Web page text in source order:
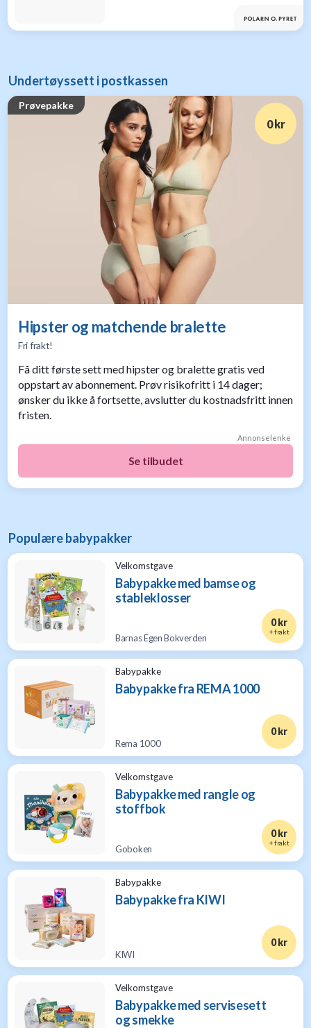
Undertøyssett i postkassen
Prøvepakke
Hipster og matchende bralette
Fri frakt!
0 kr
Få ditt første sett med hipster og bralette gratis ved
oppstart av abonnement. Prøv risikofritt i 14 dager;
ønsker du ikke å fortsette, avslutter du kostnadsfritt innen
fristen.
Annonselenke
Se tilbudet
Populære babypakker
Velkomstgave
Babypakke med bamse og
stableklosser
Barnas Egen Bokverden
0 kr
+ frakt
Babypakke
Babypakke fra REMA 1000
Rema 1000
0 kr
Velkomstgave
Babypakke med rangle og
stoffbok
Goboken
0 kr
+ frakt
Babypakke
Babypakke fra KIWI
KIWI
0 kr
Velkomstgave
Babypakke med servisesett
og smekke